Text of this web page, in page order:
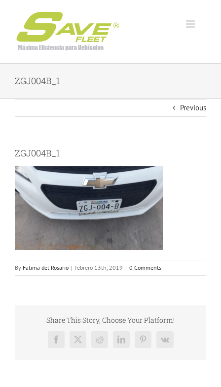
content
ZGJ004B_1
Previous
ZGJ004B_1
By Fatima del Rosario | febrero 13th, 2019 | 0 Comments
Share This Story, Choose Your Platform!
Facebook
X RedditLinkedInPinterest
Vk